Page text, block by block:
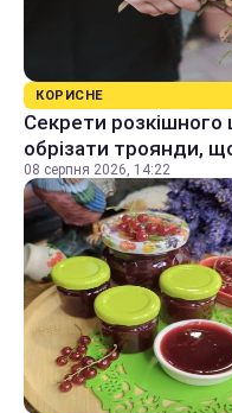
КОРИСНЕ
Секрети розкішного
обрізати троянди,
08 серпня 2026, 14:22